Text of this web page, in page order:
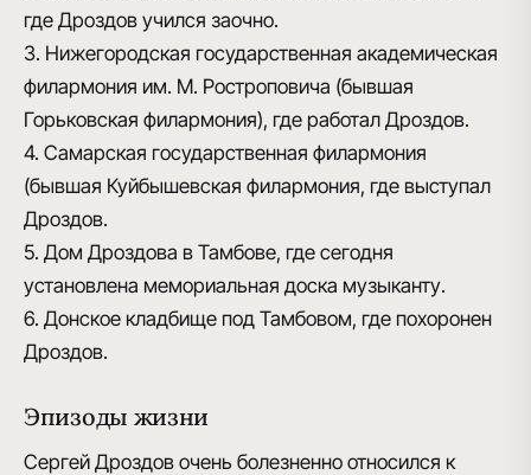
где Дроздов учился заочно.
3. Нижегородская государственная академическая
филармония им. М. Ростроповича (бывшая
Горьковская филармония), где работал Дроздов.
4. Самарская государственная филармония
(бывшая Куйбышевская филармония, где выступал
Дроздов.
5. Дом Дроздова в Тамбове, где сегодня
установлена мемориальная доска музыканту.
6. Донское кладбище под Тамбовом, где похоронен
Дроздов.
Эпизоды жизни
Сергей Дроздов очень болезненно относился к